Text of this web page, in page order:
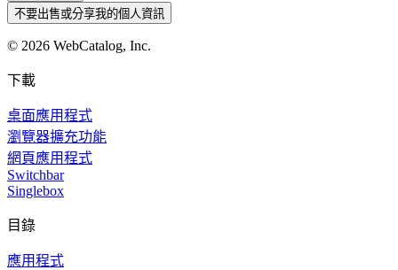
不要出售或分享我的個人資訊
© 2026 WebCatalog, Inc.
下載
桌面應用程式
瀏覽器擴充功能
網頁應用程式
Switchbar
Singlebox
目錄
應用程式